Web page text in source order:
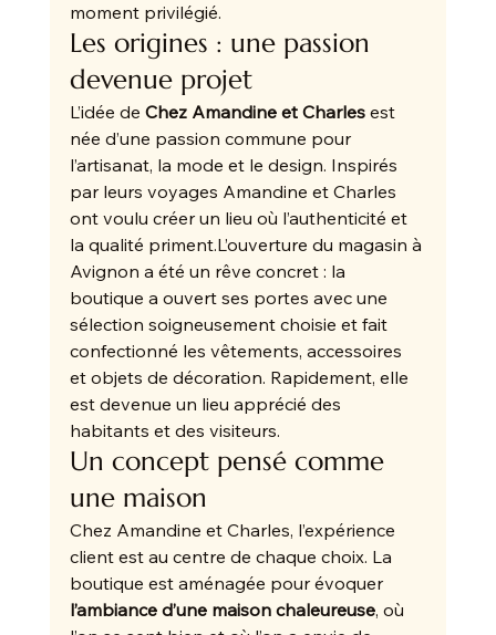
moment privilégié.
Les origines : une passion
devenue projet
L’idée de Chez Amandine et Charles est
née d’une passion commune pour
l’artisanat, la mode et le design. Inspirés
par leurs voyages Amandine et Charles
ont voulu créer un lieu où l’authenticité et
la qualité priment.L’ouverture du magasin à
Avignon a été un rêve concret : la
boutique a ouvert ses portes avec une
sélection soigneusement choisie et fait
confectionné les vêtements, accessoires
et objets de décoration. Rapidement, elle
est devenue un lieu apprécié des
habitants et des visiteurs.
Un concept pensé comme
une maison
Chez Amandine et Charles, l’expérience
client est au centre de chaque choix. La
boutique est aménagée pour évoquer
l’ambiance d’une maison chaleureuse, où